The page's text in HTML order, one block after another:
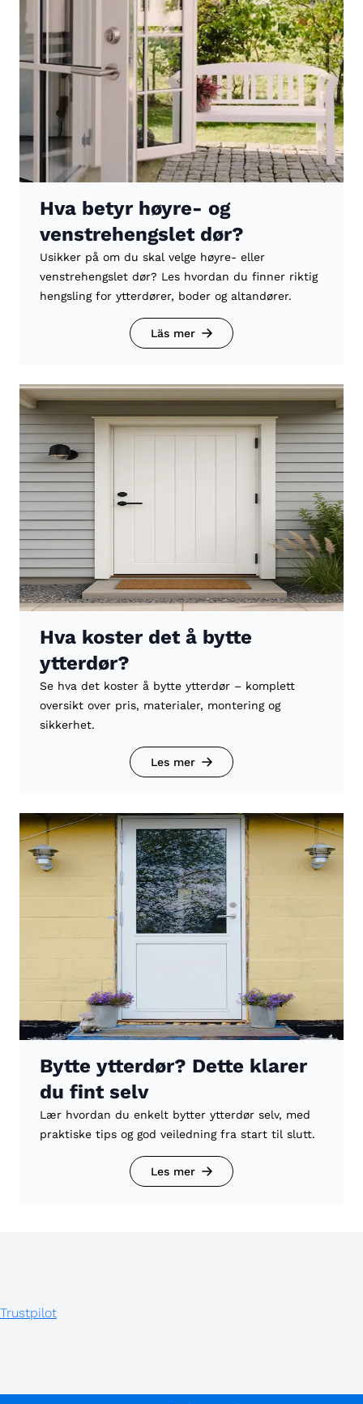
Hva betyr høyre- og
venstrehengslet dør?
Usikker på om du skal velge høyre- eller
venstrehengslet dør? Les hvordan du finner riktig
hengsling for ytterdører, boder og altandører.
Läs mer
Hva koster det å bytte
ytterdør?
Se hva det koster å bytte ytterdør – komplett
oversikt over pris, materialer, montering og
sikkerhet.
Les mer
Bytte ytterdør? Dette klarer
du fint selv
Lær hvordan du enkelt bytter ytterdør selv, med
praktiske tips og god veiledning fra start til slutt.
Les mer
Trustpilot